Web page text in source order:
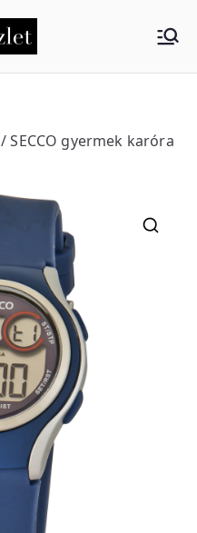
Tempus
küzlet
/ SECCO gyermek karóra